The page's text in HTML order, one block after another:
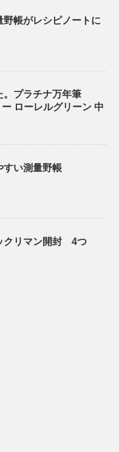
野帳がレシピノートに
。プラチナ万年筆
ローレルグリーン 中
すい測量野帳
クリマン開封 4つ